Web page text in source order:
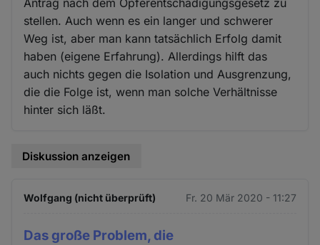
stellen. Auch wenn es ein langer und schwerer
Weg ist, aber man kann tatsächlich Erfolg damit
haben (eigene Erfahrung). Allerdings hilft das
auch nichts gegen die Isolation und Ausgrenzung,
die die Folge ist, wenn man solche Verhältnisse
hinter sich läßt.
Diskussion anzeigen
Wolfgang (nicht überprüft) Fr. 20 Mär 2020 - 11:27
Das große Problem, die